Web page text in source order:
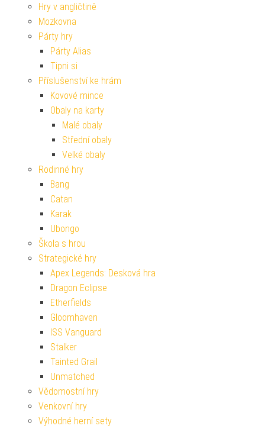
Hry v angličtině
Mozkovna
Párty hry
Párty Alias
Tipni si
Příslušenství ke hrám
Kovové mince
Obaly na karty
Malé obaly
Střední obaly
Velké obaly
Rodinné hry
Bang
Catan
Karak
Ubongo
Škola s hrou
Strategické hry
Apex Legends: Desková hra
Dragon Eclipse
Etherfields
Gloomhaven
ISS Vanguard
Stalker
Tainted Grail
Unmatched
Vědomostní hry
Venkovní hry
Výhodné herní sety